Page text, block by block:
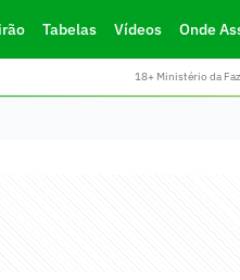
Tabelas Vídeos Onde
18+ Ministério da